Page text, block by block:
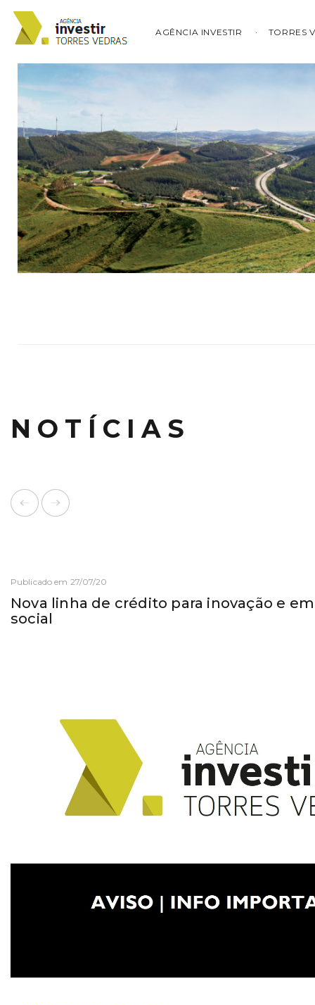
AGÊNCIA INVESTIR TORRES
NOTÍCIAS
Publicado em 27/07/20
Nova linha de crédito para inovação e
social